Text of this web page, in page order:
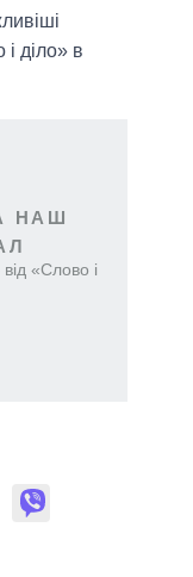
діло» в
НАШ
«Слово і